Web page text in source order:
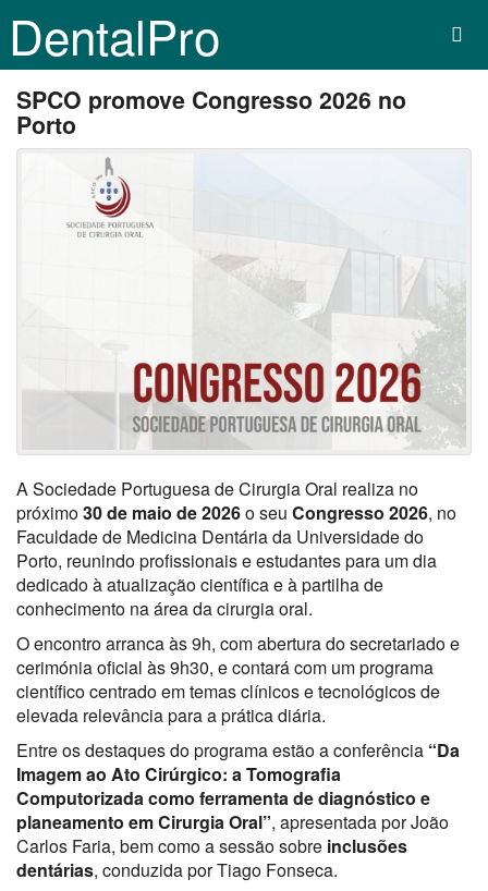
DentalPro
SPCO promove Congresso 2026 no
Porto
ASociedade Portuguesa de Cirurgia Oral realiza no
próximo30 de maio de 2026o seu Congresso 2026, no
Faculdade de Medicina Dentária da Universidade do
Porto, reunindo profissionais e estudantes para um dia
dedicado à atualização científica e à partilha de
conhecimento na área da cirurgia oral.
O encontro arranca às 9h, com abertura do secretariado e
cerimónia oficial às 9h30, e contará com um programa
científico centrado em temas clínicos e tecnológicos de
elevada relevância para a prática diária.
Entre os destaques do programa estão a conferência “Da
Imagem ao Ato Cirúrgico: a Tomografia
Computorizada como ferramenta de diagnóstico e
planeamento em Cirurgia Oral”, apresentada porJoão
Carlos Faria, bem como a sessão sobre inclusões
dentárias, conduzida porTiago Fonseca.